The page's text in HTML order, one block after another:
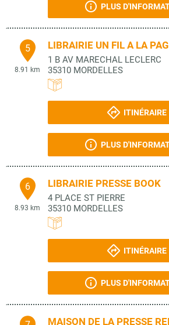
PLUS
5
8.91 km
LIBRAIRIE UN FIL A LA
1 B AV MARECHAL LECLERC
35310 MORDELLES
ITINÉRAIRE
PLUS
6
8.93 km
LIBRAIRIE PRESSE BOOK
4 PLACE ST PIERRE
35310 MORDELLES
ITINÉRAIRE
PLUS
MAISON DE LA PRESSE